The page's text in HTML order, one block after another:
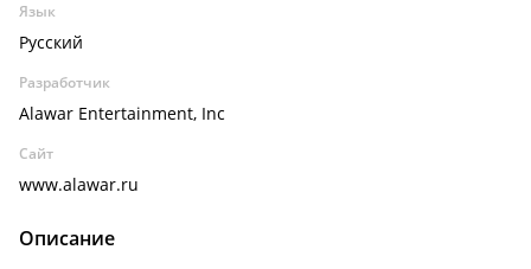
Язык
Русский
Разработчик
Alawar Entertainment, Inc
Сайт
www.alawar.ru
Описание